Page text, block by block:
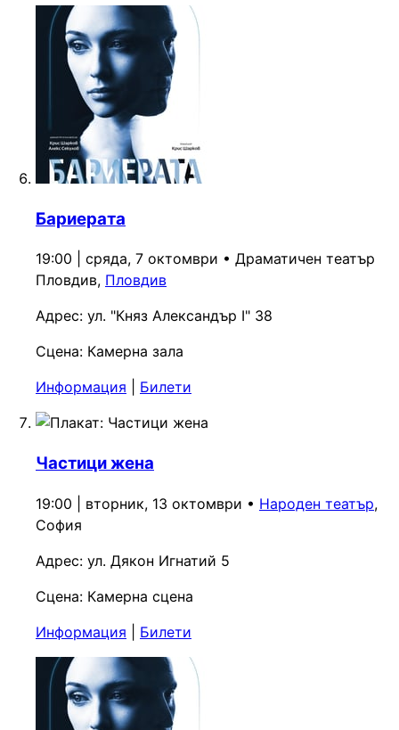
Бариерата
19:00 | сряда, 7 октомври • Драматичен театър
Пловдив, Пловдив
Адрес: ул. "Княз Александър I" 38
Сцена: Камерна зала
Информация
Билети
Частици жена
19:00 | вторник, 13 октомври • Народен театър,
София
Адрес: ул. Дякон Игнатий 5
Сцена: Камерна сцена
Информация
Билети